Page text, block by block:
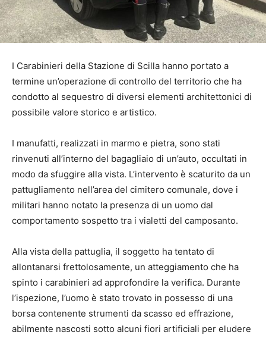
I Carabinieri della Stazione di Scilla hanno portato a
termine un’operazione di controllo del territorio che ha
condotto al sequestro di diversi elementi architettonici di
possibile valore storico e artistico.
I manufatti, realizzati in marmo e pietra, sono stati
rinvenuti all’interno del bagagliaio di un’auto, occultati in
modo da sfuggire alla vista. L’intervento è scaturito da un
pattugliamento nell’area del cimitero comunale, dove i
militari hanno notato la presenza di un uomo dal
comportamento sospetto tra i vialetti del camposanto.
Alla vista della pattuglia, il soggetto ha tentato di
allontanarsi frettolosamente, un atteggiamento che ha
spinto i carabinieri ad approfondire la verifica. Durante
l’ispezione, l’uomo è stato trovato in possesso di una
borsa contenente strumenti da scasso ed effrazione,
abilmente nascosti sotto alcuni fiori artificiali per eludere